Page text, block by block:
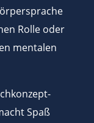
Rolle oder
mentalen
Spaß